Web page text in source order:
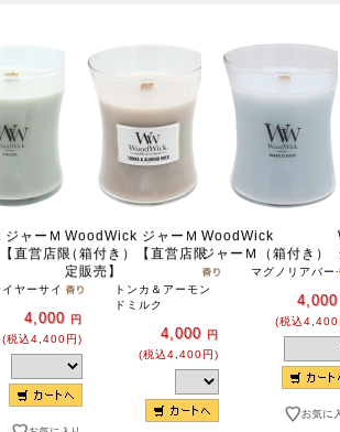
ャーＭ
直営店限
イヤーサイド
4,000 円
(税込4,400円)
WoodWick ジャーＭ
（箱付き）【直営店限
定販売】
トンカ＆アーモン
ドミルク
4,000 円
(税込4,400円)
WoodWick
ジャーＭ（箱付き）
マグノリアバー
4,000
(税込4,400